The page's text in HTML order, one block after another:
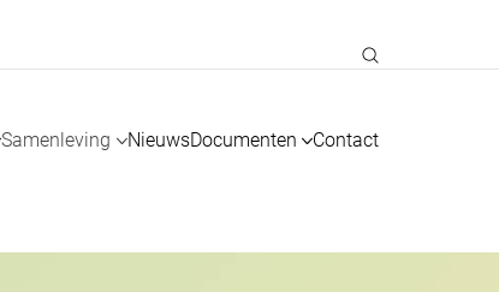
Samenleving NieuwsDocumenten Contact